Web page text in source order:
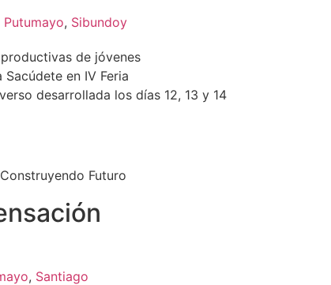
Putumayo, Sibundoy
de jóvenes
en IV Feria
desarrollada los días 12, 13 y 14
Futuro
, Santiago